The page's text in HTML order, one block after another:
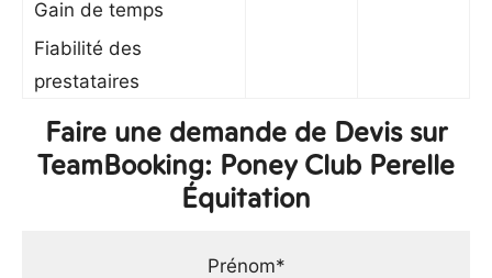
Gain de temps
Fiabilité des
prestataires
Faire une demande de Devis sur
TeamBooking: Poney Club Perelle
Équitation
Prénom*